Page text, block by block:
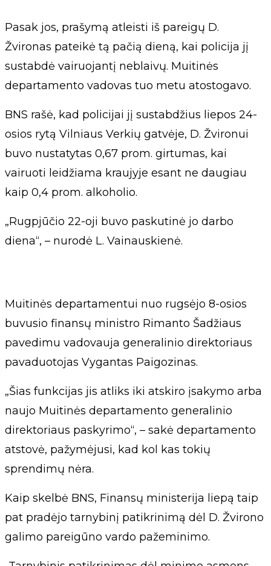
Pasak jos, prašymą atleisti iš pareigų D.
Žvironas pateikė tą pačią dieną, kai policija jį
sustabdė vairuojantį neblaivų. Muitinės
departamento vadovas tuo metu atostogavo.
BNS rašė, kad policijai jį sustabdžius liepos 24-
osios rytą Vilniaus Verkių gatvėje, D. Žvironui
buvo nustatytas 0,67 prom. girtumas, kai
vairuoti leidžiama kraujyje esant ne daugiau
kaip 0,4 prom. alkoholio.
„Rugpjūčio 22-oji buvo paskutinė jo darbo
diena“, – nurodė L. Vainauskienė.
Muitinės departamentui nuo rugsėjo 8-osios
buvusio finansų ministro Rimanto Šadžiaus
pavedimu vadovauja generalinio direktoriaus
pavaduotojas Vygantas Paigozinas.
„Šias funkcijas jis atliks iki atskiro įsakymo arba
naujo Muitinės departamento generalinio
direktoriaus paskyrimo“, – sakė departamento
atstovė, pažymėjusi, kad kol kas tokių
sprendimų nėra.
Kaip skelbė BNS, Finansų ministerija liepą taip
pat pradėjo tarnybinį patikrinimą dėl D. Žvirono
galimo pareigūno vardo pažeminimo.